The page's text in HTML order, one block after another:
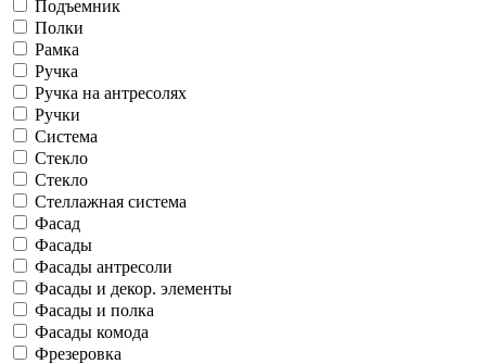
Подъемник
Полки
Рамка
Ручка
Ручка на антресолях
Ручки
Система
Стекло
Стекло
Стеллажная система
Фасад
Фасады
Фасады антресоли
Фасады и декор. элементы
Фасады и полка
Фасады комода
Фрезеровка